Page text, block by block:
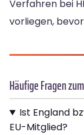
Verfahren bei
vorliegen,
Häufige Fragen
Ist England
EU-Mitglied?